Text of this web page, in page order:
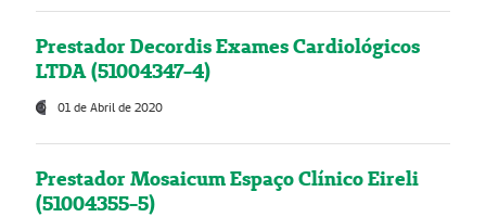
Prestador Decordis Exames Cardiológicos
LTDA (51004347-4)
01 de Abril de 2020
Prestador Mosaicum Espaço Clínico Eireli
(51004355-5)